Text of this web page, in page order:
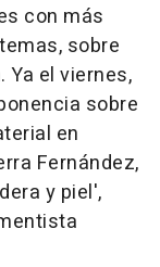
con más
sobre
Ya el viernes,
sobre
en
Fernández,
y piel',